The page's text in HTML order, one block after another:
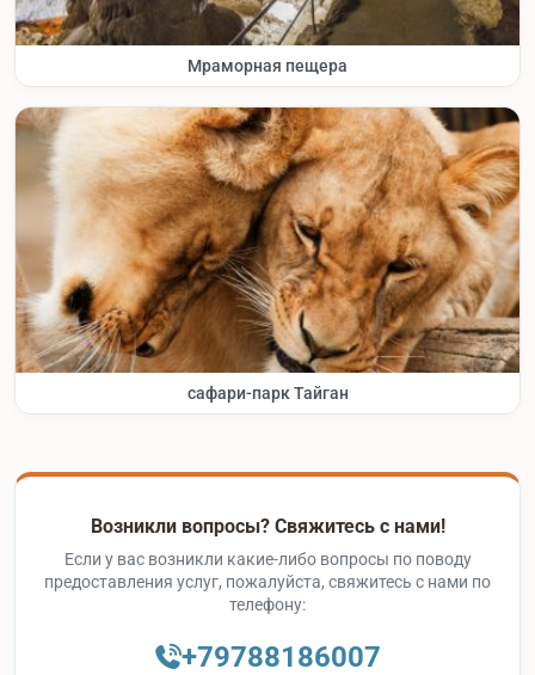
Мраморная пещера
сафари-парк Тайган
Возникли вопросы? Свяжитесь с нами!
Если у вас возникли какие-либо вопросы по поводу
предоставления услуг, пожалуйста, свяжитесь с нами по
телефону:
+79788186007